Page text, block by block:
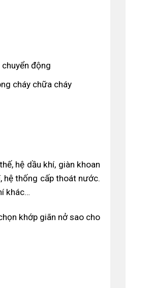
động
cháy chữa cháy
hệ dầu khí, giàn khoan
hệ thống cấp thoát nước.
khác…
khớp giãn nở sao cho